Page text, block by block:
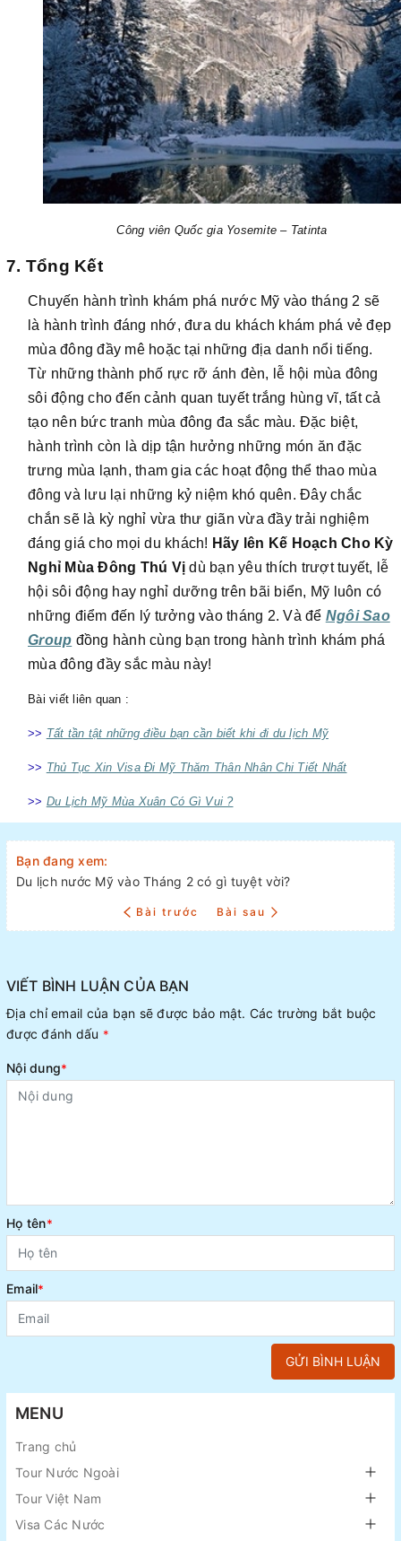
Công viên Quốc gia Yosemite – Tatinta
7. Tổng Kết
Chuyến hành trình khám phá nước Mỹ vào tháng 2 sẽ
là hành trình đáng nhớ, đưa du khách khám phá vẻ đẹp
mùa đông đầy mê hoặc tại những địa danh nổi tiếng.
Từ những thành phố rực rỡ ánh đèn, lễ hội mùa đông
sôi động cho đến cảnh quan tuyết trắng hùng vĩ, tất cả
tạo nên bức tranh mùa đông đa sắc màu. Đặc biệt,
hành trình còn là dịp tận hưởng những món ăn đặc
trưng mùa lạnh, tham gia các hoạt động thể thao mùa
đông và lưu lại những kỷ niệm khó quên. Đây chắc
chắn sẽ là kỳ nghỉ vừa thư giãn vừa đầy trải nghiệm
đáng giá cho mọi du khách! Hãy lên Kế Hoạch Cho Kỳ
Nghỉ Mùa Đông Thú Vịdù bạn yêu thích trượt tuyết, lễ
hội sôi động hay nghỉ dưỡng trên bãi biển, Mỹ luôn có
những điểm đến lý tưởng vào tháng 2. Và để Ngôi Sao
Group đồng hành cùng bạn trong hành trình khám phá
mùa đông đầy sắc màu này!
Bài viết liên quan :
>> Tất tần tật những điều bạn cần biết khi đi du lịch Mỹ
>> Thủ Tục Xin Visa Đi Mỹ Thăm Thân Nhân Chi Tiết Nhất
>> Du Lịch Mỹ Mùa Xuân Có Gì Vui ?
Bạn đang xem:
Du lịch nước Mỹ vào Tháng 2 có gì tuyệt vời?
Bài trước Bài sau
VIẾT BÌNH LUẬN CỦA BẠN
Địa chỉ email của bạn sẽ được bảo mật. Các trường bắt buộc
được đánh dấu *
Nội dung*
Họ tên*
Email*
GỬI BÌNH LUẬN
MENU
Trang chủ
Tour Nước Ngoài
Tour Việt Nam
Visa Các Nước